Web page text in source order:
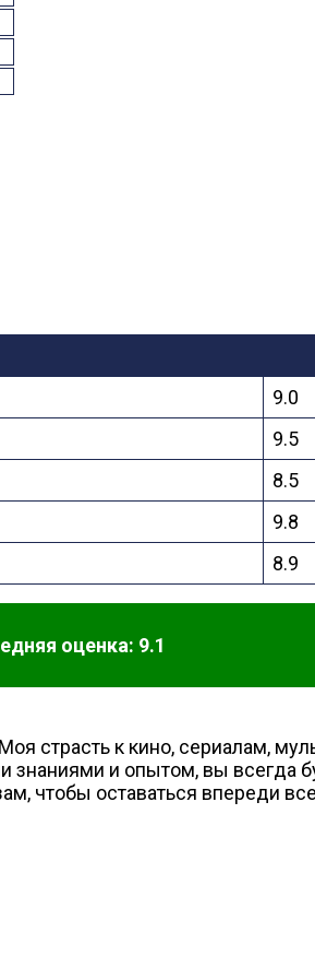
9.0
9.5
8.5
9.8
8.9
оценка: 9.1
страсть к кино, сериалам,
и опытом, вы всегда
чтобы оставаться впереди